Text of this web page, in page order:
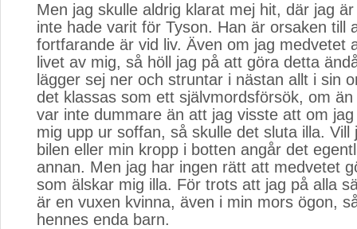
Men jag skulle aldrig klarat mej hit, där jag
inte hade varit för Tyson. Han är orsaken till
fortfarande är vid liv. Även om jag medvetet
livet av mig, så höll jag på att göra detta
lägger sej ner och struntar i nästan allt i sin
det klassas som ett självmordsförsök, om
var inte dummare än att jag visste att om
mig upp ur soffan, så skulle det sluta illa. Vill
bilen eller min kropp i botten angår det
annan. Men jag har ingen rätt att medvetet
som älskar mig illa. För trots att jag på alla
är en vuxen kvinna, även i min mors ögon,
hennes enda barn.